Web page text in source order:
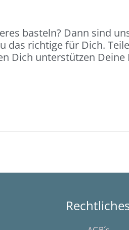
basteln? Dann sind
richtige für Dich.
Dich unterstützen